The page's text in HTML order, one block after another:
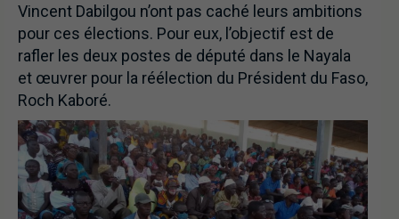
Vincent Dabilgou n’ont pas caché leurs ambitions
pour ces élections. Pour eux, l’objectif est de
rafler les deux postes de député dans le Nayala
et œuvrer pour la réélection du Président du Faso,
Roch Kaboré.